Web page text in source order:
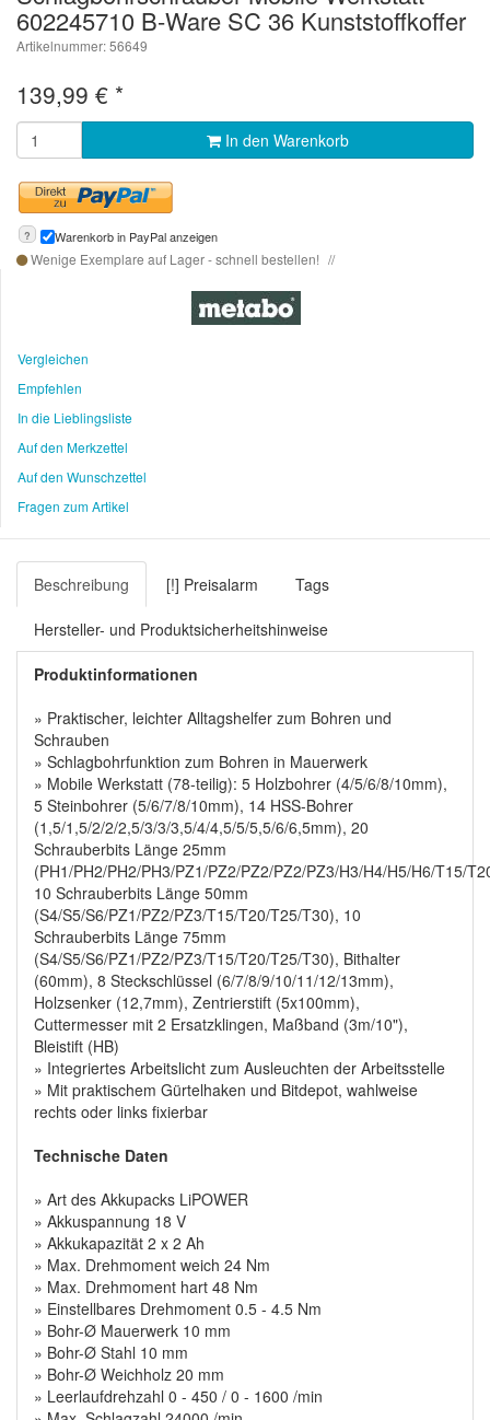
602245710 B-Ware SC 36 Kunststoffkoffer
Artikelnummer: 56649
139,99 € *
In den Warenkorb
? Warenkorb in PayPal anzeigen
Wenige Exemplare auf Lager - schnell bestellen!
Vergleichen
Empfehlen
In die Lieblingsliste
Auf den Merkzettel
Auf den Wunschzettel
Fragen zum Artikel
Beschreibung [!] Preisalarm Tags
Hersteller- und Produktsicherheitshinweise
Produktinformationen
» Praktischer, leichter Alltagshelfer zum Bohren und
Schrauben
» Schlagbohrfunktion zum Bohren in Mauerwerk
» Mobile Werkstatt (78-teilig): 5 Holzbohrer (4/5/6/8/10mm),
5 Steinbohrer (5/6/7/8/10mm), 14 HSS-Bohrer
(1,5/1,5/2/2/2,5/3/3/3,5/4/4,5/5/5,5/6/6,5mm), 20
Schrauberbits Länge 25mm
(PH1/PH2/PH2/PH3/PZ1/PZ2/PZ2/PZ2/PZ3/H3/H4/H5/H6/T15/
10 Schrauberbits Länge 50mm
(S4/S5/S6/PZ1/PZ2/PZ3/T15/T20/T25/T30), 10
Schrauberbits Länge 75mm
(S4/S5/S6/PZ1/PZ2/PZ3/T15/T20/T25/T30), Bithalter
(60mm), 8 Steckschlüssel (6/7/8/9/10/11/12/13mm),
Holzsenker (12,7mm), Zentrierstift (5x100mm),
Cuttermesser mit 2 Ersatzklingen, Maßband (3m/10"),
Bleistift (HB)
» Integriertes Arbeitslicht zum Ausleuchten der Arbeitsstelle
» Mit praktischem Gürtelhaken und Bitdepot, wahlweise
rechts oder links fixierbar
Technische Daten
» Art des Akkupacks LiPOWER
» Akkuspannung 18 V
» Akkukapazität 2 x 2 Ah
» Max. Drehmoment weich 24 Nm
» Max. Drehmoment hart 48 Nm
» Einstellbares Drehmoment 0.5 - 4.5 Nm
» Bohr-Ø Mauerwerk 10 mm
» Bohr-Ø Stahl 10 mm
» Bohr-Ø Weichholz 20 mm
» Leerlaufdrehzahl 0 - 450 / 0 - 1600 /min